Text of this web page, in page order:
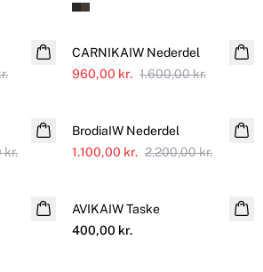
SALE
CARNIKAIW Nederdel
960,00 kr. 1.600,00 kr.
kr.
BrodiaIW Nederdel
1.100,00 kr. 2.200,00 kr.
NYHED
AVIKAIW Taske
400,00 kr.